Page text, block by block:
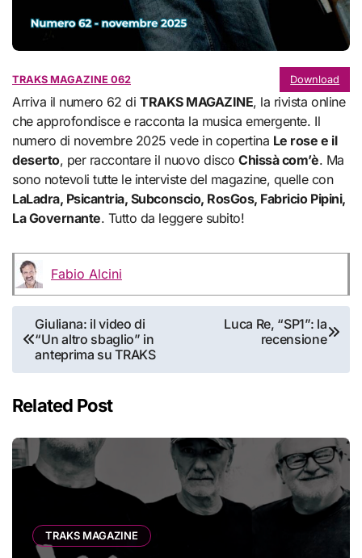
TRAKS MAGAZINE 062 Download
Arriva il numero 62 di TRAKS MAGAZINE, la rivista online
che approfondisce e racconta la musica emergente. Il
numero di novembre 2025 vede in copertina Le rose e il
deserto, per raccontare il nuovo discoChissà com’è. Ma
sono notevoli tutte le interviste del magazine, quelle con
LaLadra, Psicantria, Subconscio, RosGos, Fabricio Pipini,
La Governante. Tutto da leggere subito!
Fabio Alcini
Navigazione
articoli
Giuliana: il video di
“Un altro sbaglio” in
anteprima su TRAKS
Luca Re, “SP1”: la
recensione
Related Post
TRAKS MAGAZINE